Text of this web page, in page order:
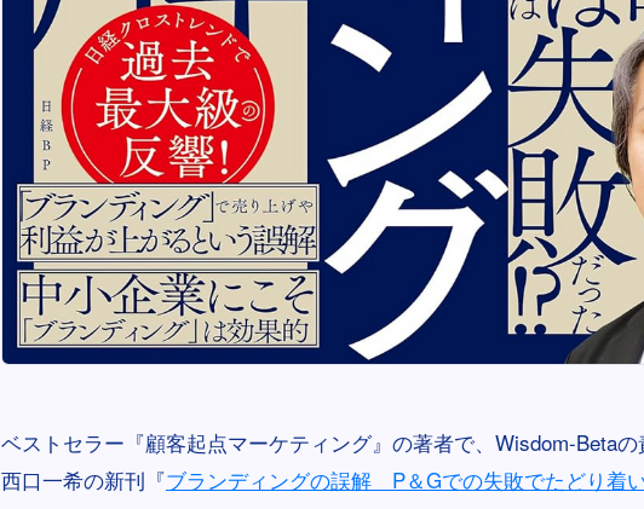
ベストセラー『顧客起点マーケティング』の著者で、Wisdom-Beta
西口一希の新刊『ブランディングの誤解 P＆Gでの失敗でたどり着